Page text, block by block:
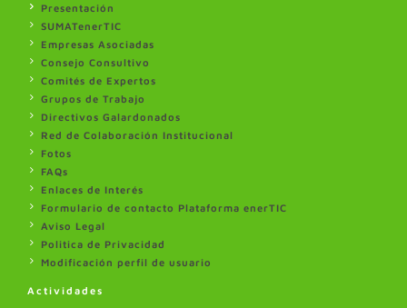
Presentación
SUMATenerTIC
Empresas Asociadas
Consejo Consultivo
Comités de Expertos
Grupos de Trabajo
Directivos Galardonados
Red de Colaboración Institucional
Fotos
FAQs
Enlaces de Interés
Formulario de contacto Plataforma enerTIC
Aviso Legal
Politica de Privacidad
Modificación perfil de usuario
Actividades